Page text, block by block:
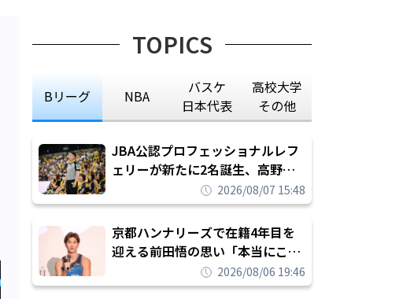
TOPICS
Bリーグ NBA
バスケ
日本代表
高校大学
その他
JBA公認プロフェッショナルレフ
ェリーが新たに2名誕生、高野晃
平は16年間続けた会社員生活に別
れを告げてプロ転向を決断
2026/08/07 15:48
京都ハンナリーズで在籍4年目を
迎える前田悟の思い「本当にこの
チームで勝ちたい、負けたまま舐
められたまま終わりたくない」
2026/08/06 19:46